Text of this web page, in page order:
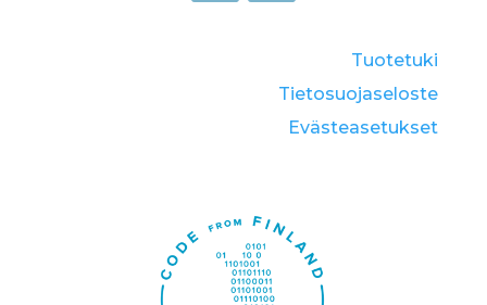
Tuotetuki
Tietosuojaseloste
Eväste­asetukset